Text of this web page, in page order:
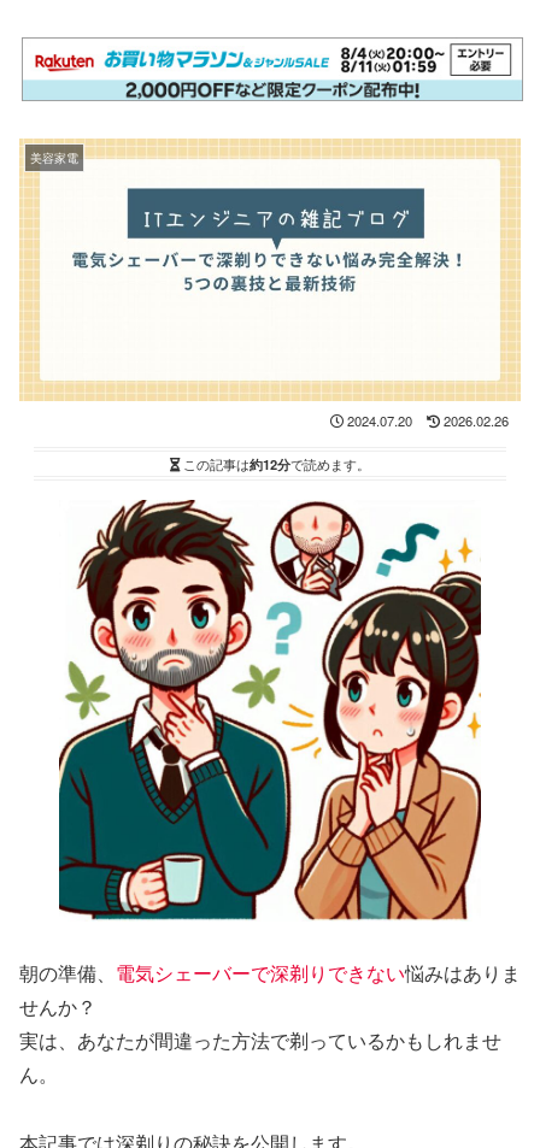
美容家電
2024.07.20 2026.02.26
この記事は約12分で読めます。
朝の準備、 電気シェーバーで深剃りできない悩みはありま
せんか？
実は、あなたが間違った方法で剃っているかもしれませ
ん。